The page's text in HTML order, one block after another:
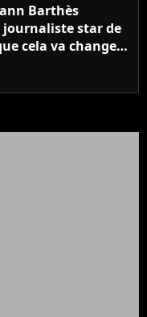
Barthès
journaliste star de
cela va changer